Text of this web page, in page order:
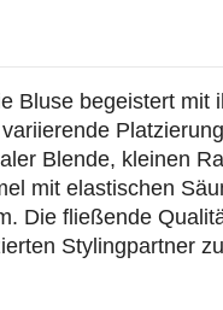
Bluse begeistert mit
Blende, kleinen
mit elastischen
Die fließende
Stylingpartner